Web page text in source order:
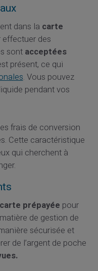
dans la carte
des
sont acceptées
présent, ce qui
. Vous pouvez
pendant vos
frais de conversion
Cette caractéristique
qui cherchent à
carte prépayée pour
de gestion de
sécurisée et
de l’argent de poche